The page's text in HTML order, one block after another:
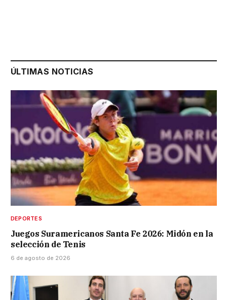
ÚLTIMAS NOTICIAS
DEPORTES
Juegos Suramericanos Santa Fe 2026: Midón en la
selección de Tenis
6 de agosto de 2026